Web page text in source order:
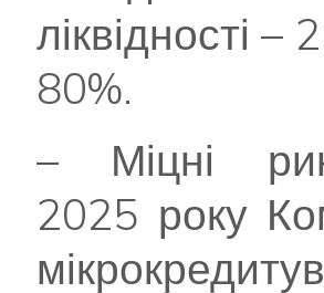
ліквідності
80%.
– Міцні
2025 року